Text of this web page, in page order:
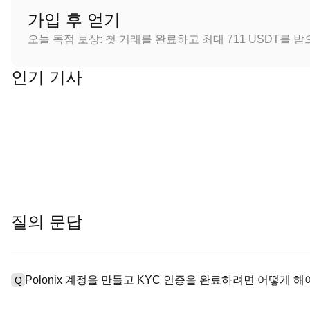
가입 후 얻기
오늘 독점 보상: 첫 거래를 완료하고 최대 711 USDT를 받
인기 기사
질의 문답
Q Polonix 계정을 만들고 KYC 인증을 완료하려면 어떻게 해